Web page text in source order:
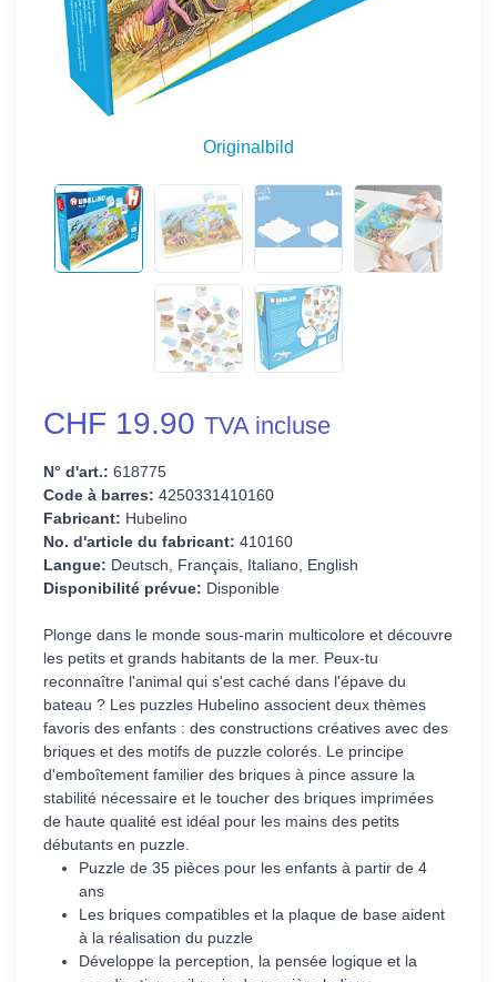
Originalbild
CHF 19.90 TVA incluse
N° d'art.: 618775
Code à barres: 4250331410160
Fabricant: Hubelino
No. d'article du fabricant: 410160
Langue: Deutsch, Français, Italiano, English
Disponibilité prévue: Disponible
Plonge dans le monde sous-marin multicolore et découvre
les petits et grands habitants de la mer. Peux-tu
reconnaître l'animal qui s'est caché dans l'épave du
bateau ? Les puzzles Hubelino associent deux thèmes
favoris des enfants : des constructions créatives avec des
briques et des motifs de puzzle colorés. Le principe
d'emboîtement familier des briques à pince assure la
stabilité nécessaire et le toucher des briques imprimées
de haute qualité est idéal pour les mains des petits
débutants en puzzle.
Puzzle de 35 pièces pour les enfants à partir de 4
ans
Les briques compatibles et la plaque de base aident
à la réalisation du puzzle
Développe la perception, la pensée logique et la